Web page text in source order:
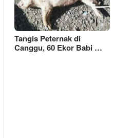
Tangis Peternak di
Canggu, 60 Ekor Babi …